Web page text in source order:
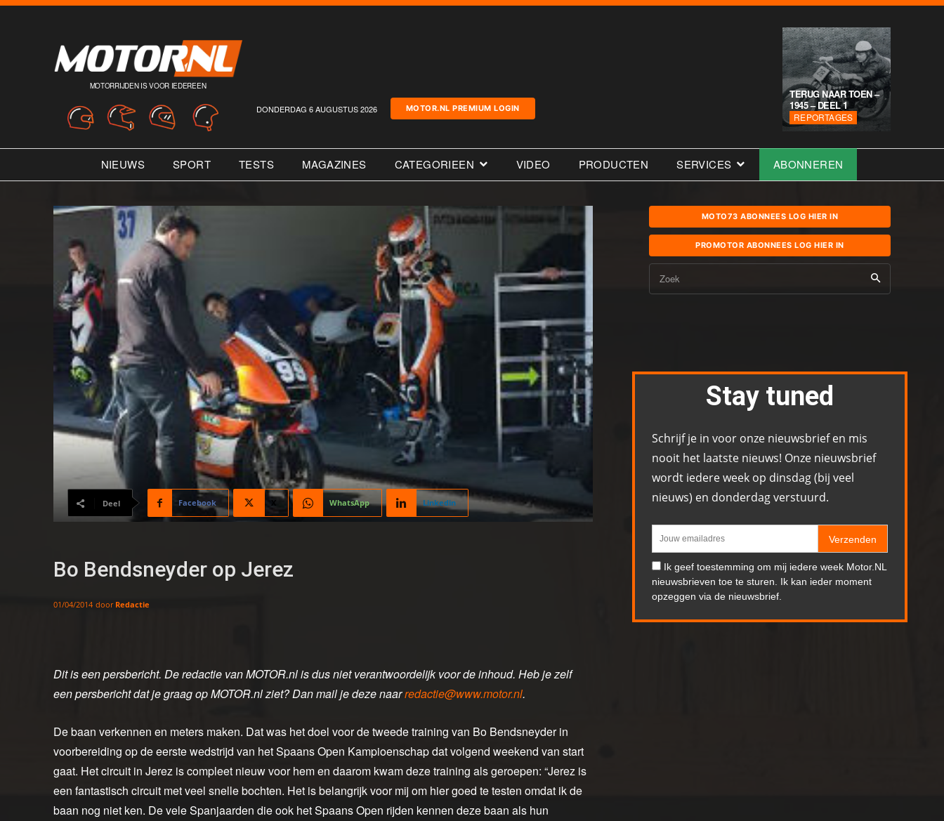
MOTORRIJDEN IS VOOR IEDEREEN
DONDERDAG 6 AUGUSTUS 2026 MOTOR.NL PREMIUM LOGIN
TERUG NAAR TOEN –
1945 – DEEL 1
REPORTAGES
NIEUWS SPORT TESTS MAGAZINES CATEGORIEEN VIDEO PRODUCTEN SERVICES ABONNEREN
Deel Facebook X WhatsApp Linkedin
Bo Bendsneyder op Jerez
01/04/2014 door Redactie
Dit is een persbericht. De redactie van MOTOR.nl is dus niet verantwoordelijk voor de inhoud. Heb je zelf
een persbericht dat je graag op MOTOR.nl ziet? Dan mail je deze naarredactie@www.motor.nl.
De baan verkennen en meters maken. Dat was het doel voor de tweede training van Bo Bendsneyder in
voorbereiding op de eerste wedstrijd van het Spaans Open Kampioenschap dat volgend weekend van start
gaat. Het circuit in Jerez is compleet nieuw voor hem en daarom kwam deze training als geroepen: “Jerez is
een fantastisch circuit met veel snelle bochten. Het is belangrijk voor mij om hier goed te testen omdat ik de
baan nog niet ken. De vele Spanjaarden die ook het Spaans Open rijden kennen deze baan als hun
MOTO73 ABONNEES LOG HIER IN
PROMOTOR ABONNEES LOG HIER IN
Zoek
Stay tuned
Schrijf je in voor onze nieuwsbrief en mis
nooit het laatste nieuws! Onze nieuwsbrief
wordt iedere week op dinsdag (bij veel
nieuws) en donderdag verstuurd.
Verzenden
Ik geef toestemming om mij iedere week Motor.NL
nieuwsbrieven toe te sturen. Ik kan ieder moment
opzeggen via de nieuwsbrief.